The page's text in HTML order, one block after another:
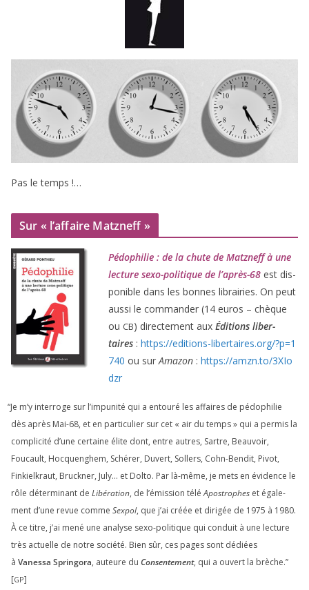
Pas le temps !…
Sur « l’affaire Matzneff »
Pédophilie : de la chute de Matzneff à une
lec­ture sexo-poli­tique de l’après-68 est dis­
po­nible dans les bonnes librai­ries. On peut
aus­si le com­man­der (14 euros – chèque
ou CB) direc­te­ment aux Éditions liber­
taires : https://​edi​tions​-liber​taires​.org/​?​p​=​1
740 ou sur Amazon : https://​amzn​.to/​3​X​I​o​
dzr
“Je m’y inter­roge sur l’impunité qui a entou­ré les affaires de pédo­phi­lie
dès après Mai-68, et en par­ti­cu­lier sur cet « air du temps » qui a per­mis la
com­pli­ci­té d’une cer­taine élite dont, entre autres, Sartre, Beauvoir,
Foucault, Hocquenghem, Schérer, Duvert, Sollers, Cohn-Bendit, Pivot,
Finkielkraut, Bruckner, July… et Dolto. Par là-même, je mets en évi­dence le
rôle déter­mi­nant de Libération, de l’émission téléApostrophes et éga­le­
ment d’une revue comme Sexpol, que j’ai créée et diri­gée de 1975 à 1980.
À ce titre, j’ai mené une ana­lyse sexo-poli­tique qui conduit à une lec­ture
très actuelle de notre socié­té. Bien sûr, ces pages sont dédiées
à Vanessa Springora, auteure du Consentement, qui a ouvert la brèche.”
[GP]